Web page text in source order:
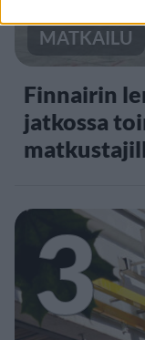
MATKAILU
Finnairin
jatkossa
3